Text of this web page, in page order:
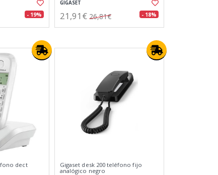
- 19%
GIGASET
21,91€ 26,81€ - 18%
dect
Gigaset desk 200 teléfono fijo
analógico negro